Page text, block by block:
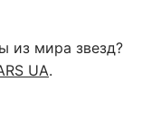
из мира звезд?
UA.